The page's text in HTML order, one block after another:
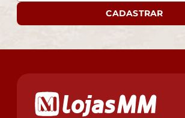
CADASTRAR